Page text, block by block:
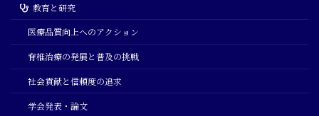
教育と研究
医療品質向上へのアクション
脊椎治療の発展と普及の挑戦
社会貢献と信頼度の追求
学会発表・論文